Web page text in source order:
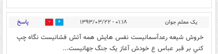
یک معلم جوان ۰۱:۱۸ - ۱۳۹۳/۰۳/۲۲ 0 پاسخ
خروش شيعه رعدآسمانيست نفس هايش همه آتش فشانيست نگاه چپ
کني بر قبر عباس ع خودش آغاز يک جنگ جهانيست...